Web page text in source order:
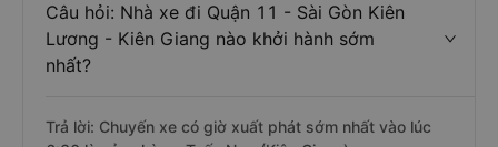
Câu hỏi: Nhà xe đi Quận 11 - Sài Gòn Kiên
Lương - Kiên Giang nào khởi hành sớm
nhất?
Trả lời: Chuyến xe có giờ xuất phát sớm nhất vào lúc